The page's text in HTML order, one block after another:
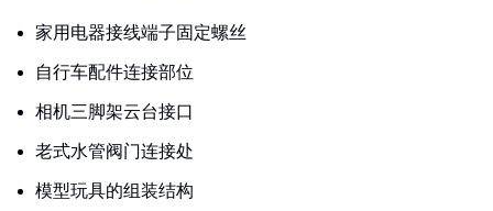
家用电器接线端子固定螺丝
自行车配件连接部位
相机三脚架云台接口
老式水管阀门连接处
模型玩具的组装结构